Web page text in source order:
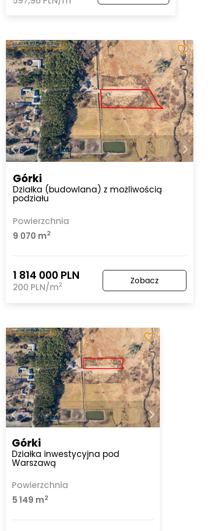
Górki
Działka (budowlana) z możliwością
podziału
Powierzchnia
9 070 m2
1 814 000 PLN
200 PLN/m2 Zobacz
Górki
Działka inwestycyjna pod
Warszawą
Powierzchnia
5 149 m2